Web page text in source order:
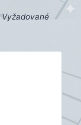
Vyžadované